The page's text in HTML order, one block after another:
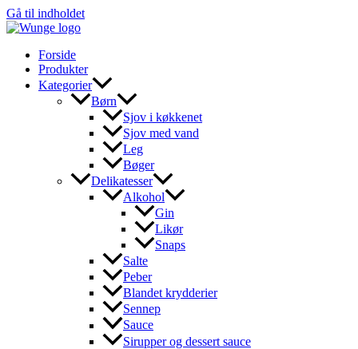
Gå til indholdet
Forside
Produkter
Kategorier
Børn
Sjov i køkkenet
Sjov med vand
Leg
Bøger
Delikatesser
Alkohol
Gin
Likør
Snaps
Salte
Peber
Blandet krydderier
Sennep
Sauce
Sirupper og dessert sauce